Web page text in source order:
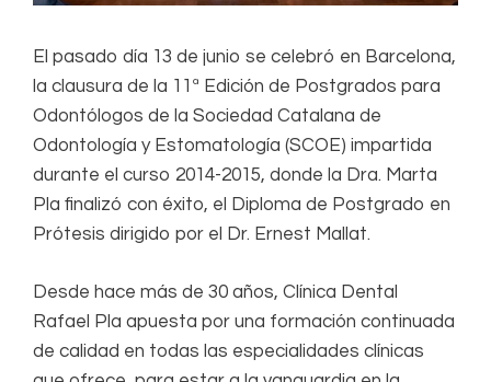
El pasado día 13 de junio se celebró en Barcelona,
la clausura de la 11ª Edición de Postgrados para
Odontólogos de la Sociedad Catalana de
Odontología y Estomatología (SCOE) impartida
durante el curso 2014-2015, donde la Dra. Marta
Pla finalizó con éxito, el Diploma de Postgrado en
Prótesis dirigido por el Dr. Ernest Mallat.
Desde hace más de 30 años, Clínica Dental
Rafael Pla apuesta por una formación continuada
de calidad en todas las especialidades clínicas